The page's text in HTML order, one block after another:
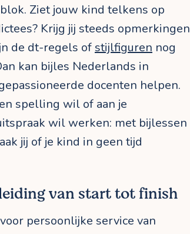
Ziet jouw kind telkens op
Krijg jij steeds opmerkingen
de dt-regels of stijlfiguren nog
kan bijles Nederlands in
docenten helpen.
spelling wil of aan je
wil werken: met bijlessen
jij of je kind in geen tijd
van start tot finish
persoonlijke service van